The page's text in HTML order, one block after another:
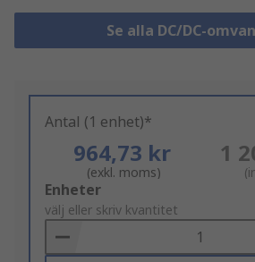
Se alla DC/DC-
Antal (1 enhet)*
964,73 kr
(exkl. moms)
1
Add
to
Basket
Enheter
välj eller skriv kvantitet